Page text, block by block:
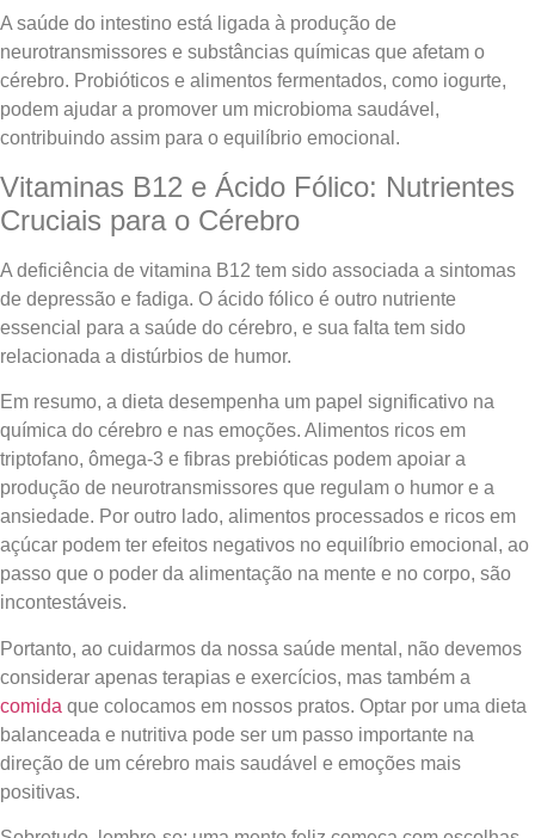
A saúde do intestino está ligada à produção de
neurotransmissores e substâncias químicas que afetam o
cérebro. Probióticos e alimentos fermentados, como iogurte,
podem ajudar a promover um microbioma saudável,
contribuindo assim para o equilíbrio emocional.
Vitaminas B12 e Ácido Fólico: Nutrientes
Cruciais para o Cérebro
A deficiência de vitamina B12 tem sido associada a sintomas
de depressão e fadiga. O ácido fólico é outro nutriente
essencial para a saúde do cérebro, e sua falta tem sido
relacionada a distúrbios de humor.
Em resumo, a dieta desempenha um papel significativo na
química do cérebro e nas emoções. Alimentos ricos em
triptofano, ômega-3 e fibras prebióticas podem apoiar a
produção de neurotransmissores que regulam o humor e a
ansiedade. Por outro lado, alimentos processados e ricos em
açúcar podem ter efeitos negativos no equilíbrio emocional, ao
passo que o poder da alimentação na mente e no corpo, são
incontestáveis.
Portanto, ao cuidarmos da nossa saúde mental, não devemos
considerar apenas terapias e exercícios, mas também a
comida que colocamos em nossos pratos. Optar por uma dieta
balanceada e nutritiva pode ser um passo importante na
direção de um cérebro mais saudável e emoções mais
positivas.